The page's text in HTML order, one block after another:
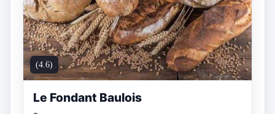
(4.6)
Le Fondant Baulois